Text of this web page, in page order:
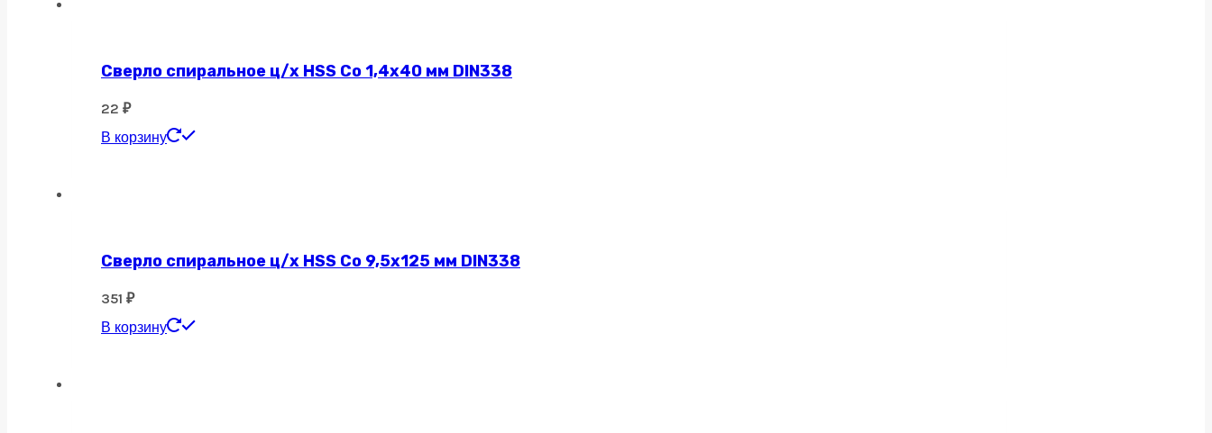
Сверло спиральное ц/х HSS Co 1,4х40 мм DIN338
22 ₽
В корзину
Сверло спиральное ц/х HSS Co 9,5х125 мм DIN338
351 ₽
В корзину